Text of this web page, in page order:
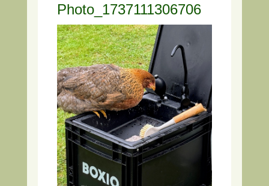
Photo_1737111306706